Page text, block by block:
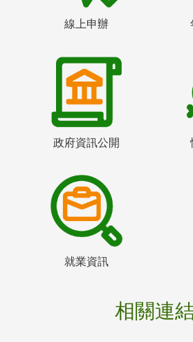
線上申辦
政府資訊公開
就業資訊
相關連